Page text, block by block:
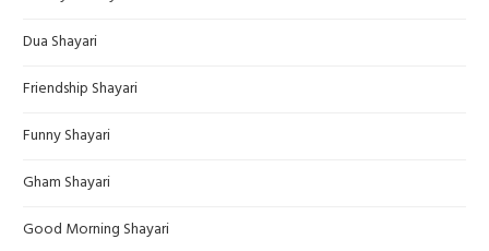
Dua Shayari
Friendship Shayari
Funny Shayari
Gham Shayari
Good Morning Shayari